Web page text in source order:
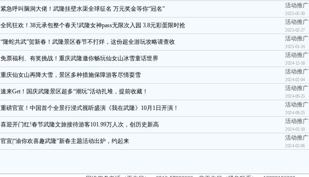
紧急呼叫脑洞大佬！武隆挂壁水渠全球征名 万元奖金等你“冠名” 活动推广
2025-05-30
全民狂欢！38元承包整个春天!武隆女神pass无限次入园 3.8元彩蛋限时抢 活动推广
2025-02-27
“隆蛇共武”贺新春！武隆景区春节不打烊，这份超全游玩攻略请查收 活动推广
2025-01-24
免票福利、有奖挑战！重庆武隆邀你畅玩仙女山冰雪童话世界 活动推广
2024-12-18
重庆仙女山再降大雪，景区多种措施保障游客尽情耍雪 活动推广
2024-02-04
速来Get！国庆武隆景区超多“潮玩”活动扎堆，提前收藏！ 活动推广
2024-09-25
重磅官宣！中国首个全景行浸式视听盛演《我在武隆》10月1日开演！ 活动推广
2024-09-25
喜迎开门红!春节武隆文旅接待游客101.99万人次，创历史新高 活动推广
2024-02-18
官宣|“渝你欢喜趣武隆”新春主题活动出炉，约起来 活动推广
2024-02-06